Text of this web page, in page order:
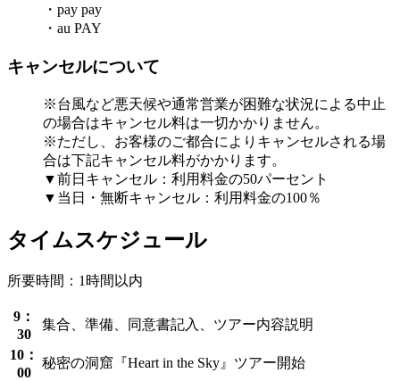
・pay pay
・au PAY
キャンセルについて
※台風など悪天候や通常営業が困難な状況による中止
の場合はキャンセル料は一切かかりません。
※ただし、お客様のご都合によりキャンセルされる場
合は下記キャンセル料がかかります。
▼前日キャンセル：利用料金の50パーセント
▼当日・無断キャンセル：利用料金の100％
タイムスケジュール
所要時間：1時間以内
9：
30
集合、準備、同意書記入、ツアー内容説明
10：
00
秘密の洞窟『Heart in the Sky』ツアー開始